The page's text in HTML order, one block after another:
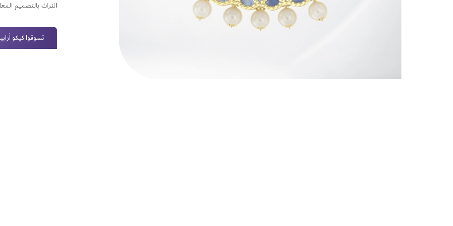
التراث بالتصميم
تسوقوا كيكو